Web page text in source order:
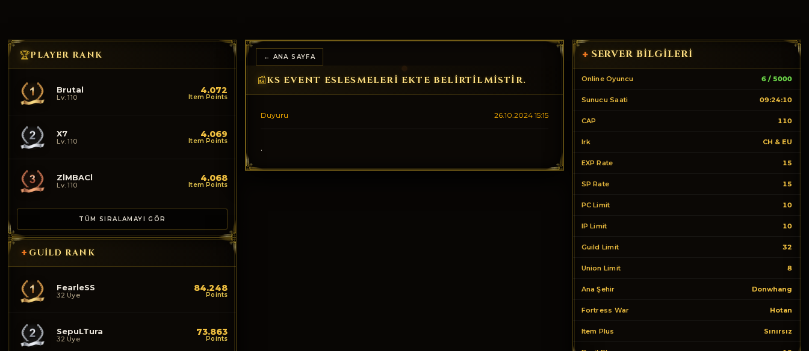
🏆PLAYER RANK
Brutal
Lv. 110
4.072
Item Points
X7
Lv. 110
4.069
Item Points
ZlMBACl
Lv. 110
4.068
Item Points
TÜM SIRALAMAYI GÖR
+ GUILD RANK
FearleSS
32 Üye
84.248
Points
SepuLTura
32 Üye
73.863
Points
← ANA SAYFA
📰KS EVENT ESLESMELERI EKTE BELIRTILMISTIR.
Duyuru 26.10.2024 15:15
.
+ SERVER BILGILERI
Online Oyuncu 6 / 5000
Sunucu Saati 09:24:10
CAP 110
Irk CH & EU
EXP Rate 15
SP Rate 15
PC Limit 10
IP Limit 10
Guild Limit 32
Union Limit 8
Ana Şehir Donwhang
Fortress War Hotan
Item Plus Sınırsız